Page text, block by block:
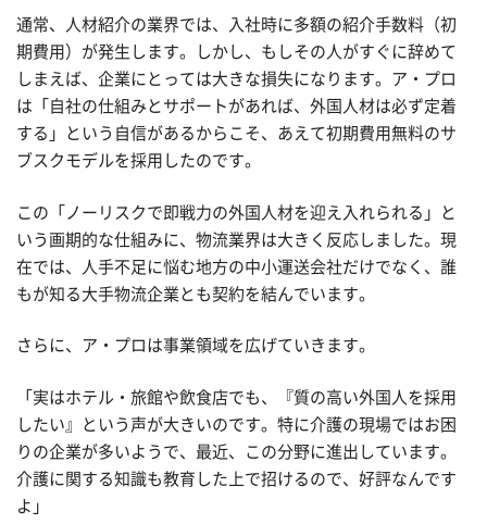
通常、人材紹介の業界では、入社時に多額の紹介手数料（初
期費用）が発生します。しかし、もしその人がすぐに辞めて
しまえば、企業にとっては大きな損失になります。ア・プロ
は「自社の仕組みとサポートがあれば、外国人材は必ず定着
する」という自信があるからこそ、あえて初期費用無料のサ
ブスクモデルを採用したのです。
この「ノーリスクで即戦力の外国人材を迎え入れられる」と
いう画期的な仕組みに、物流業界は大きく反応しました。現
在では、人手不足に悩む地方の中小運送会社だけでなく、誰
もが知る大手物流企業とも契約を結んでいます。
さらに、ア・プロは事業領域を広げていきます。
「実はホテル・旅館や飲食店でも、『質の高い外国人を採用
したい』という声が大きいのです。特に介護の現場ではお困
りの企業が多いようで、最近、この分野に進出しています。
介護に関する知識も教育した上で招けるので、好評なんです
よ」